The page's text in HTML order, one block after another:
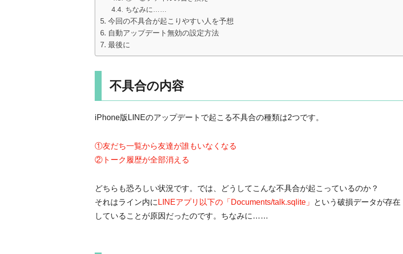
ちなみに……
今回の不具合が起こりやすい人を予想
自動アップデート無効の設定方法
最後に
不具合の内容
iPhone版LINEのアップデートで起こる不具合の種類は2つです。
①友だち一覧から友達が誰もいなくなる
②トーク履歴が全部消える
どちらも恐ろしい状況です。では、どうしてこんな不具合が起こっているのか？
それはライン内に LINEアプリ以下の「Documents/talk.sqlite」
という破損データが存在
していることが原因だったのです。ちなみに……